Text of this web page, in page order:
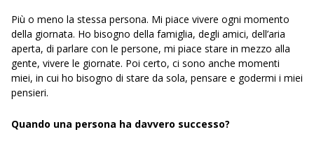
Più o meno la stessa persona. Mi piace vivere ogni momento
della giornata. Ho bisogno della famiglia, degli amici, dell’aria
aperta, di parlare con le persone, mi piace stare in mezzo alla
gente, vivere le giornate. Poi certo, ci sono anche momenti
miei, in cui ho bisogno di stare da sola, pensare e godermi i miei
pensieri.
Quando una persona ha davvero successo?